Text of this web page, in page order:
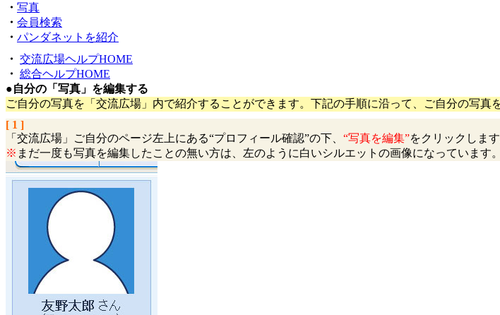
・ 写真
・ 会員検索
・ パンダネットを紹介
・ 交流広場ヘルプHOME
・ 総合ヘルプHOME
●自分の「写真」を編集する
ご自分の写真を「交流広場」内で紹介することができます。下記の手順に沿って、ご自分の写真
[ 1 ]
「交流広場」ご自分のページ左上にある“プロフィール確認”の下、 “写真を編集”をクリックします
※ まだ一度も写真を編集したことの無い方は、左のように白いシルエットの画像になっています